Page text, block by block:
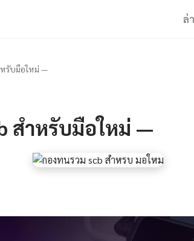
ล่
หรับมือใหม่ —
สำหรับมือใหม่ —